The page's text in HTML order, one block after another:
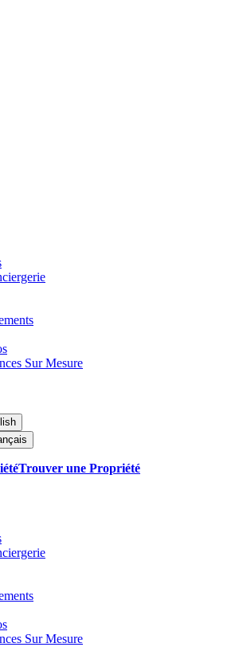
Sur Mesure
Trouver une Propriété
Sur Mesure